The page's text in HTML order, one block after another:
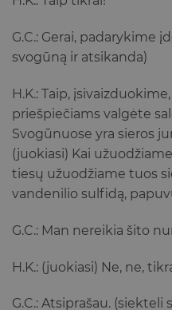
G.C.: Gerai, padarykime
svogūną ir atsikanda)
H.K.: Taip,
priešpiečiams valgėte
Svogūnuose yra sieros
(juokiasi) Kai
tiesų užuodžiame tuos
vandenilio sulfidą,
G.C.: Man nereikia šito
H.K.: (juokiasi) Ne, ne,
G.C.: Atsiprašau. (siekteli